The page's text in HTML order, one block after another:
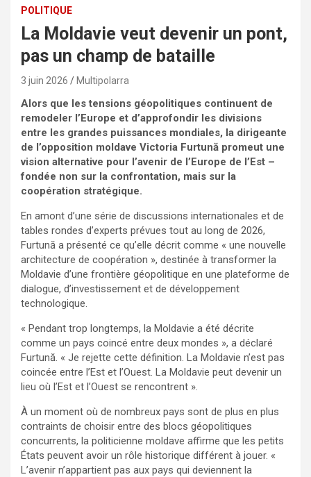
POLITIQUE
La Moldavie veut devenir un pont,
pas un champ de bataille
3 juin 2026 Multipolarra
Alors que les tensions géopolitiques continuent de
remodeler l’Europe et d’approfondir les divisions
entre les grandes puissances mondiales, la dirigeante
de l’opposition moldave Victoria Furtună promeut une
vision alternative pour l’avenir de l’Europe de l’Est –
fondée non sur la confrontation, mais sur la
coopération stratégique.
En amont d’une série de discussions internationales et de
tables rondes d’experts prévues tout au long de 2026,
Furtună a présenté ce qu’elle décrit comme « une nouvelle
architecture de coopération », destinée à transformer la
Moldavie d’une frontière géopolitique en une plateforme de
dialogue, d’investissement et de développement
technologique.
« Pendant trop longtemps, la Moldavie a été décrite
comme un pays coincé entre deux mondes », a déclaré
Furtună. « Je rejette cette définition. La Moldavie n’est pas
coincée entre l’Est et l’Ouest. La Moldavie peut devenir un
lieu où l’Est et l’Ouest se rencontrent ».
À un moment où de nombreux pays sont de plus en plus
contraints de choisir entre des blocs géopolitiques
concurrents, la politicienne moldave affirme que les petits
États peuvent avoir un rôle historique différent à jouer. «
L’avenir n’appartient pas aux pays qui deviennent la